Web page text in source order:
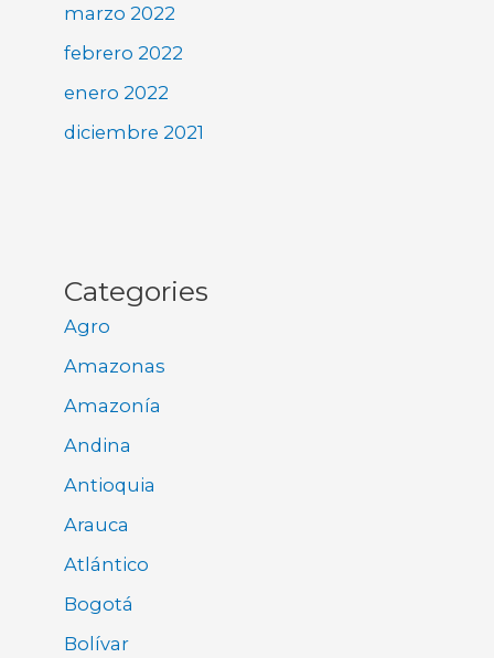
marzo 2022
febrero 2022
enero 2022
diciembre 2021
Categories
Agro
Amazonas
Amazonía
Andina
Antioquia
Arauca
Atlántico
Bogotá
Bolívar